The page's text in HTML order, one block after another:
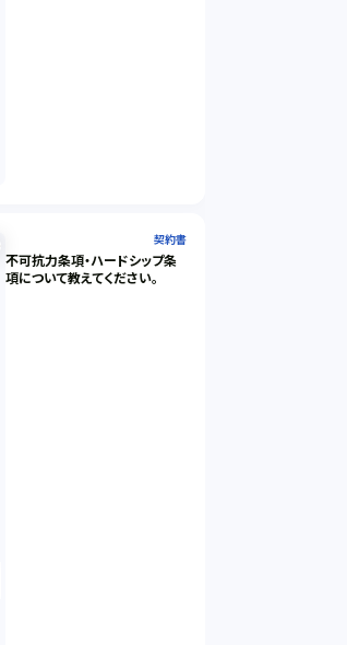
契約書
不可抗力条項・ハードシップ条
項について教えてください。